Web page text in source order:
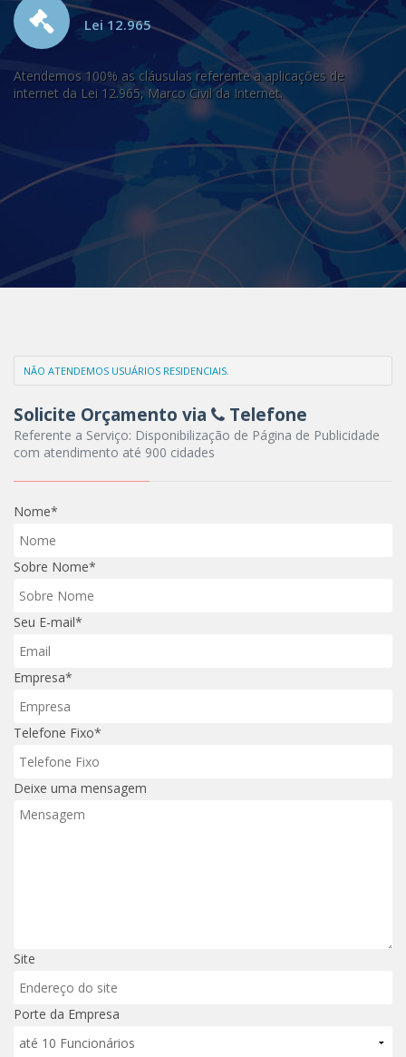
Lei 12.965
Atendemos 100% as cláusulas referente a aplicações de
internet da Lei 12.965, Marco Civil da Internet.
NÃO ATENDEMOS USUÁRIOS RESIDENCIAIS.
Solicite Orçamento via Telefone
Referente a Serviço: Disponibilização de Página de Publicidade
com atendimento até 900 cidades
Nome*
Sobre Nome*
Seu E-mail*
Empresa*
Telefone Fixo*
Deixe uma mensagem
Site
Porte da Empresa